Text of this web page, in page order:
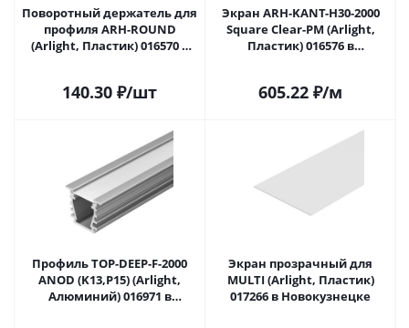
Поворотный держатель для
профиля ARH-ROUND
(Arlight, Пластик) 016570 в
140.30 ₽/шт
Экран ARH-KANT-H30-2000
Square Clear-PM (Arlight,
Пластик) 016576 в
605.22 ₽/м
Профиль TOP-DEEP-F-2000
ANOD (K13,P15) (Arlight,
Алюминий) 016971 в
Экран прозрачный для
MULTI (Arlight, Пластик)
017266 в Новокузнецке